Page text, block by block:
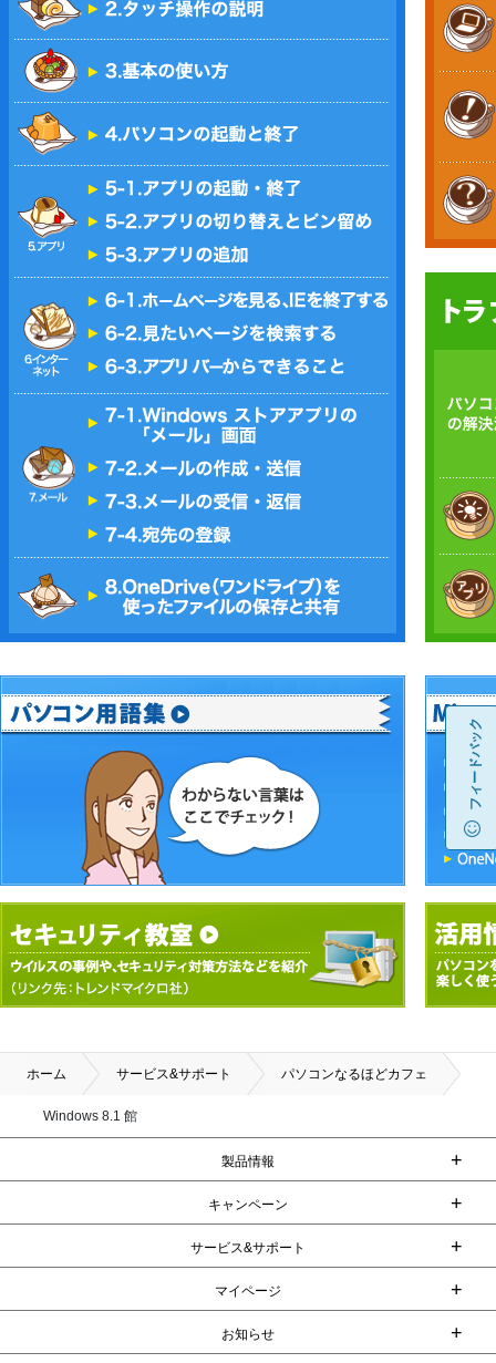
ホーム サービス&サポート パソコンなるほどカフェ
Windows 8.1 館
製品情報 +
キャンペーン +
サービス&サポート +
マイページ +
お知らせ +
フィードバック